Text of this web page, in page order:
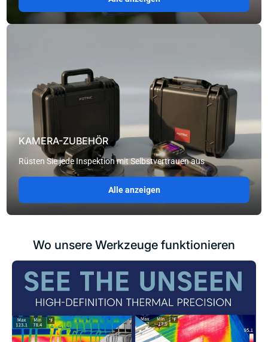
KAMERA-ZUBEHÖR
Rüsten Sie jede Inspektion mit Selbstvertrauen aus
Alle anzeigen
Wo unsere Werkzeuge funktionieren